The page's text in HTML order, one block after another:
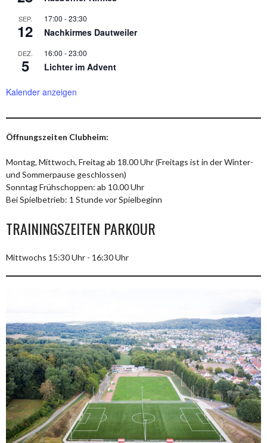
SEP.
12
17:00 -23:30
Nachkirmes Dautweiler
DEZ.
5
16:00 -23:00
Lichter im Advent
Kalender anzeigen
Öffnungszeiten Clubheim:
Montag, Mittwoch, Freitag ab 18.00 Uhr (Freitags ist in der Winter-
und Sommerpause geschlossen)
Sonntag Frühschoppen: ab 10.00 Uhr
Bei Spielbetrieb: 1 Stunde vor Spielbeginn
TRAININGSZEITEN PARKOUR
Mittwochs 15:30 Uhr - 16:30 Uhr